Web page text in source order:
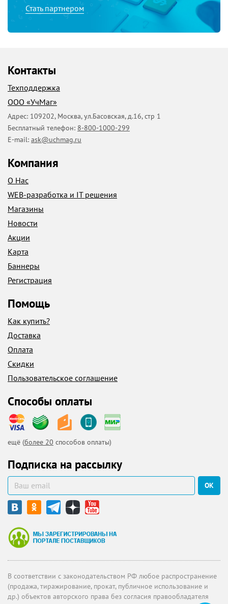
Стать партнером
Контакты
Техподдержка
ООО «УчМаг»
Адрес: 109202, Москва,ул.Басовская, д.16, стр 1
Бесплатный телефон: 8-800-1000-299
E-mail: ask@uchmag.ru
Компания
О Нас
WEB-разработка и IT решения
Магазины
Новости
Акции
Карта
Баннеры
Регистрация
Помощь
Как купить?
Доставка
Оплата
Скидки
Пользовательское соглашение
Способы оплаты
ещё (более 20 способов оплаты)
Подписка на рассылку
ОК
В соответствии с законодательством РФ любое распространение
(продажа, тиражирование, прокат, публичное использование и
др.) объектов авторского права без согласия правообладателя